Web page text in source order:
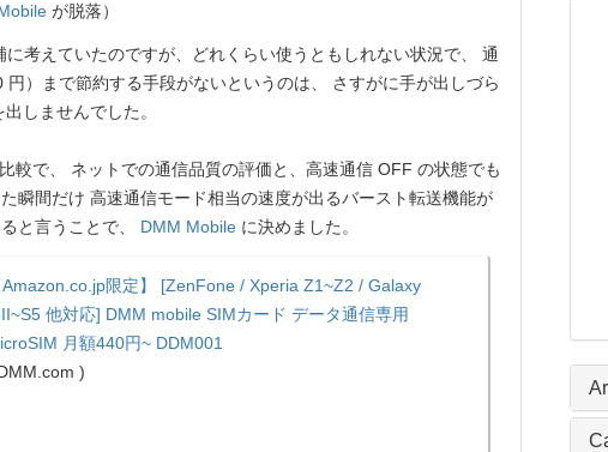
が脱落）
考えていたのですが、どれくらい使うともしれない状況で、 通
）まで節約する手段がないというのは、 さすがに手が出しづら
しませんでした。
較で、 ネットでの通信品質の評価と、高速通信 OFF の状態でも
瞬間だけ 高速通信モード相当の速度が出るバースト転送機能が
と言うことで、 DMM Mobile に決めました。
Amazon.co.jp限定】 [ZenFone / Xperia Z1~Z2 / Galaxy
他対応] DMM mobile SIMカード データ通信専用
月額440円~ DDM001
)